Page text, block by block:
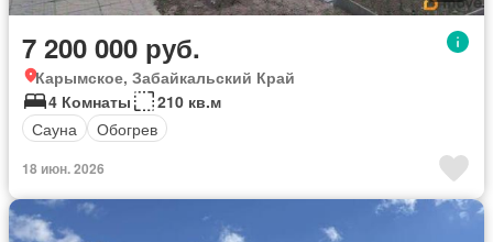
7 200 000 руб.
Карымское, Забайкальский Край
4 Комнаты
210 кв.м
Сауна
Обогрев
18 июн. 2026